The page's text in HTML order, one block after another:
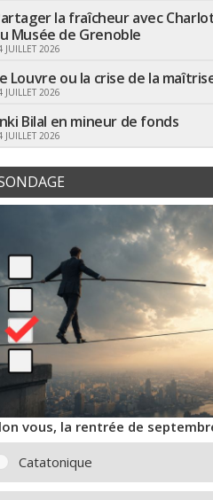
la fraîcheur avec
Musée de Grenoble
JUILLET 2026
Louvre ou la crise de la
JUILLET 2026
Bilal en mineur de fonds
JUILLET 2026
vous, la rentrée de
Catatonique